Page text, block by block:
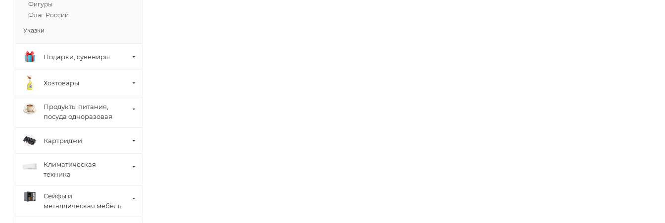
Фигуры
Флаг России
Указки
Подарки, сувениры
Хозтовары
Продукты питания,
посуда одноразовая
Картриджи
Климатическая
техника
Сейфы и
металлическая мебель